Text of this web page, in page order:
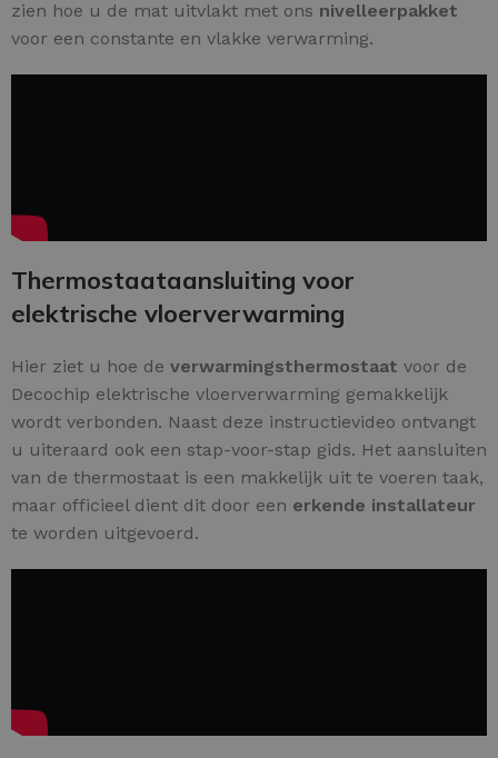
zien hoe u de mat uitvlakt met ons nivelleerpakket
voor een constante en vlakke verwarming.
Thermostaataansluiting voor
elektrische vloerverwarming
Hier ziet u hoe de verwarmingsthermostaat voor de
Decochip elektrische vloerverwarming gemakkelijk
wordt verbonden. Naast deze instructievideo ontvangt
u uiteraard ook een stap-voor-stap gids. Het aansluiten
van de thermostaat is een makkelijk uit te voeren taak,
maar officieel dient dit door een erkende installateur
te worden uitgevoerd.